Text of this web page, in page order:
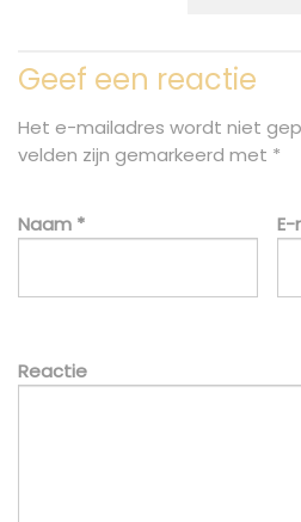
Geef een reactie
Het e-mailadres wordt niet
velden zijn gemarkeerd met *
Naam *
Reactie